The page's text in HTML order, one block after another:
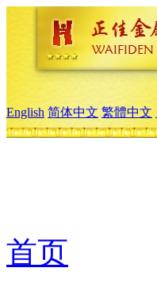
English 简体中文 繁體中文
首页